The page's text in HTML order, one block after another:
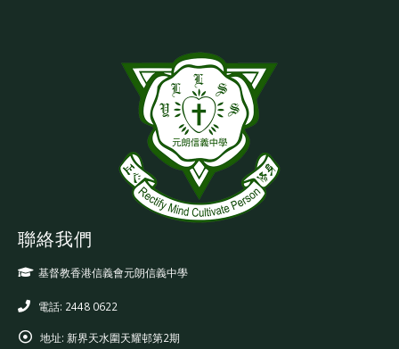
聯絡我們
基督教香港信義會元朗信義中學
電話: 2448 0622
地址: 新界天水圍天耀邨第2期